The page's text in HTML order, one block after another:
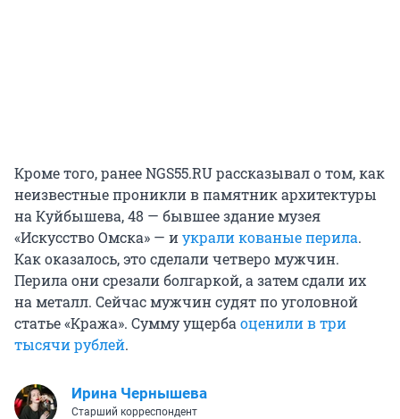
Кроме того, ранее NGS55.RU рассказывал о том, как
неизвестные проникли в памятник архитектуры
на Куйбышева, 48 — бывшее здание музея
«Искусство Омска» — иукрали кованые перила.
Как оказалось, это сделали четверо мужчин.
Перила они срезали болгаркой, а затем сдали их
на металл. Сейчас мужчин судят по уголовной
статье «Кража». Сумму ущерба оценили в три
тысячи рублей.
Ирина Чернышева
Старший корреспондент